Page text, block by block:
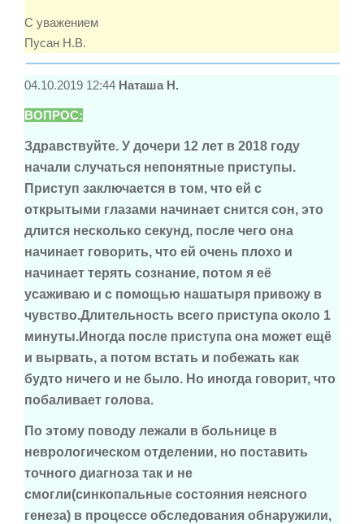
С уважением
Пусан Н.В.
04.10.2019 12:44 Наташа Н.
ВОПРОС:
Здравствуйте. У дочери 12 лет в 2018 году
начали случаться непонятные приступы.
Приступ заключается в том, что ей с
открытыми глазами начинает снится сон, это
длится несколько секунд, после чего она
начинает говорить, что ей очень плохо и
начинает терять сознание, потом я её
усаживаю и с помощью нашатыря привожу в
чувство.Длительность всего приступа около 1
минуты.Иногда после приступа она может ещё
и вырвать, а потом встать и побежать как
будто ничего и не было. Но иногда говорит, что
побаливает голова.
По этому поводу лежали в больнице в
неврологическом отделении, но поставить
точного диагноза так и не
смогли(синкопальные состояния неясного
генеза) в процессе обследования обнаружили,